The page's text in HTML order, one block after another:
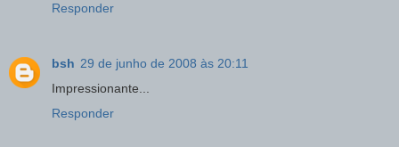
Responder
bsh 29 de junho de 2008 às 20:11
Impressionante...
Responder